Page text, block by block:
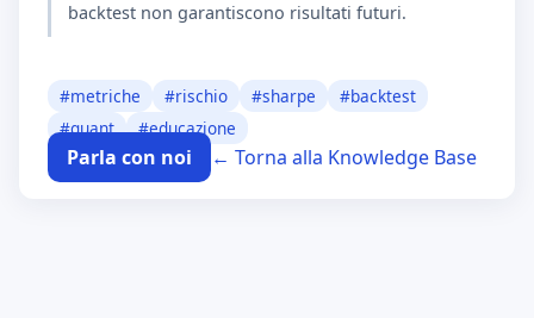
backtest non garantiscono risultati futuri.
#metriche #rischio #sharpe #backtest
#quant #educazione
Parla con noi ← Torna alla Knowledge Base